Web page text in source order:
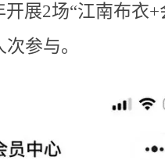
展2场“江南布衣+
参与。